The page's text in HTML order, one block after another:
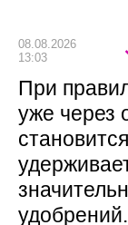
08.08.2026
13:03
При
уже через